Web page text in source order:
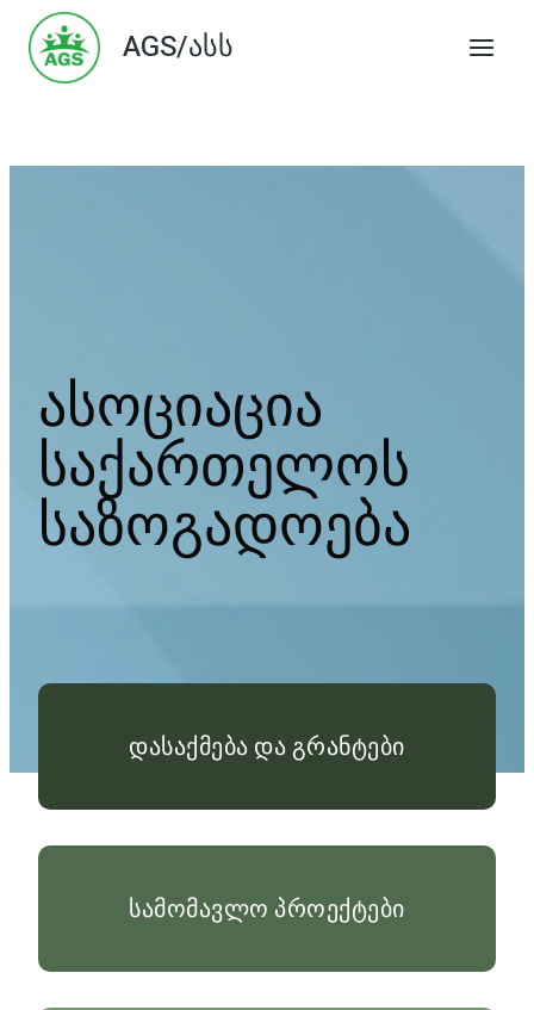
Skip
content
AGS/ასს
ასოციაცია
საქართელოს
საზოგადოება
დასაქმება და გრანტები
სამომავლო პროექტები